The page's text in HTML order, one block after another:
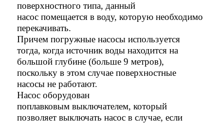
поверхностного типа, данный
насос помещается в воду, которую необходимо
перекачивать.
Причем погружные насосы используется
тогда, когда источник воды находится на
большой глубине (больше 9 метров),
поскольку в этом случае поверхностные
насосы не работают.
Насос оборудован
поплавковым выключателем, который
позволяет выключать насос в случае, если